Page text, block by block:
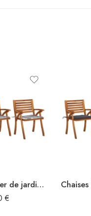
Chaises à manger de jardin avec coussins lot de 3 Acacia massif
€